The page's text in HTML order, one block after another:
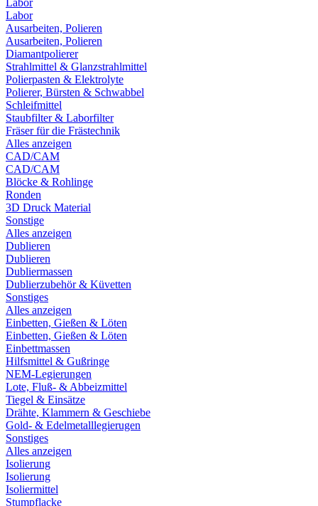
Labor
Labor
Ausarbeiten, Polieren
Ausarbeiten, Polieren
Diamantpolierer
Strahlmittel & Glanzstrahlmittel
Polierpasten & Elektrolyte
Polierer, Bürsten & Schwabbel
Schleifmittel
Staubfilter & Laborfilter
Fräser für die Frästechnik
Alles anzeigen
CAD/CAM
CAD/CAM
Blöcke & Rohlinge
Ronden
3D Druck Material
Sonstige
Alles anzeigen
Dublieren
Dublieren
Dubliermassen
Dublierzubehör & Küvetten
Sonstiges
Alles anzeigen
Einbetten, Gießen & Löten
Einbetten, Gießen & Löten
Einbettmassen
Hilfsmittel & Gußringe
NEM-Legierungen
Lote, Fluß- & Abbeizmittel
Tiegel & Einsätze
Drähte, Klammern & Geschiebe
Gold- & Edelmetalllegierugen
Sonstiges
Alles anzeigen
Isolierung
Isolierung
Isoliermittel
Stumpflacke